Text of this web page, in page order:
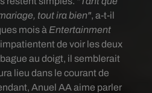
tout ira bien", a-t-il
mois à Entertainment
de voir les deux
au doigt, il semblerait
lieu dans le courant de
Anuel AA aime parler